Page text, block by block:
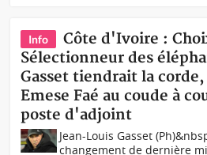
Info
Côte d'Ivoire :
Sélectionneur des
Gasset tiendrait la
Emese Faé au coude à
poste d'adjoint
Jean-Louis Gasset
changement de dernière